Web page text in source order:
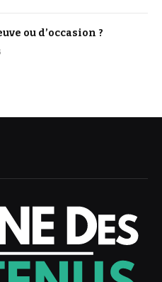
ou d’occasion ?